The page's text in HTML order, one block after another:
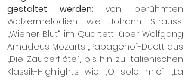
gestaltet werden: von berühmten
Walzermelodien wie Johann Strauss’
„Wiener Blut“ im Quartett, über Wolfgang
Amadeus Mozarts „Papageno“-Duett aus
„Die Zauberflöte“, bis hin zu italienischen
Klassik-Highlights wie „O sole mio“, „La